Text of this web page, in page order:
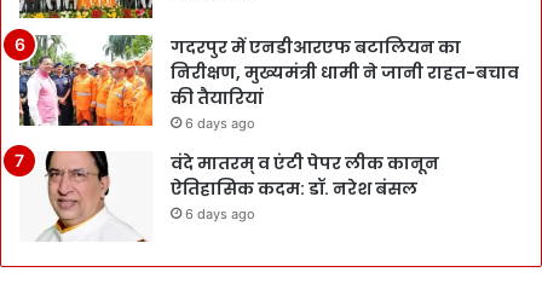
गदरपुर में एनडीआरएफ बटालियन का
निरीक्षण, मुख्यमंत्री धामी ने जानी राहत-बचाव
की तैयारियां
6 days ago
वंदे मातरम् व एंटी पेपर लीक कानून
ऐतिहासिक कदम: डॉ. नरेश बंसल
6 days ago